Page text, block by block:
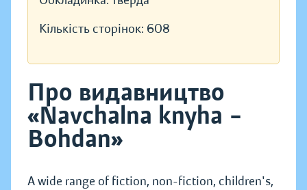
Кількість сторінок: 608
Про видавництво
«Navchalna knyha –
Bohdan»
A wide range of fiction, non-fiction, children's,